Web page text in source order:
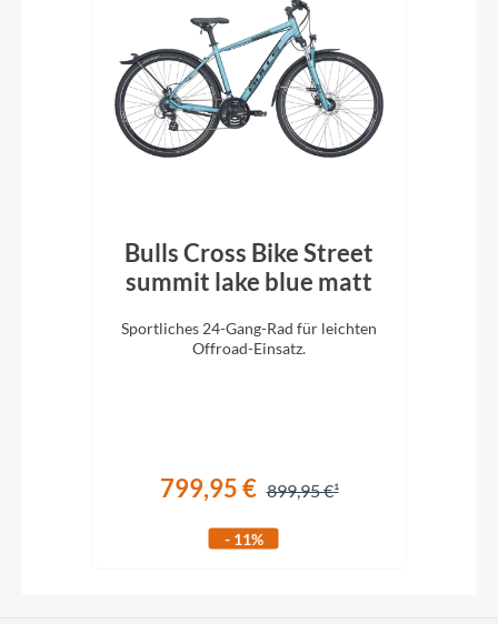
Bulls Cross Bike Street
summit lake blue matt
Sportliches 24-Gang-Rad für leichten
Offroad-Einsatz.
799,95 € 899,95 €
- 11%